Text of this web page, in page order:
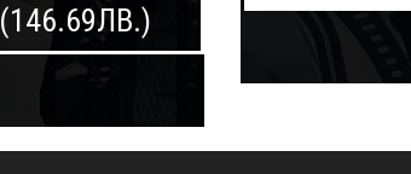
(146.69ЛВ.)